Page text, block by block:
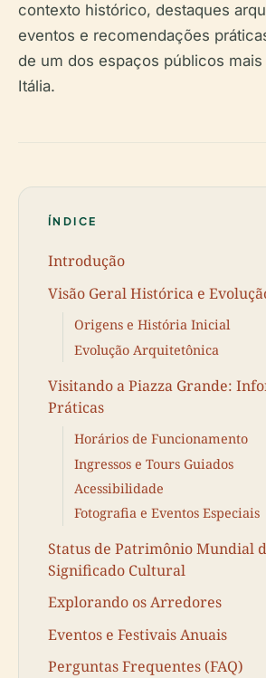
contexto histórico, destaques
eventos e recomendações
de um dos espaços públicos
Itália.
ÍNDICE
Introdução
Visão Geral Histórica e
Origens e História Inicial
Evolução Arquitetônica
Visitando a Piazza Grande:
Práticas
Horários de Funcionamento
Ingressos e Tours Guiados
Acessibilidade
Fotografia e Eventos Especiais
Status de Patrimônio Mundial
Significado Cultural
Explorando os Arredores
Eventos e Festivais Anuais
Perguntas Frequentes (FAQ)